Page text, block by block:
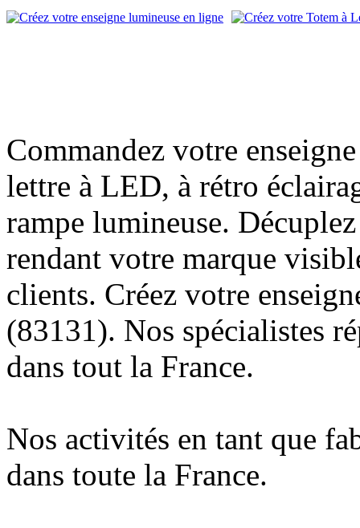
Commandez votre
lettre à LED, à rétro
rampe lumineuse.
rendant votre marque
clients. Créez votre
(83131). Nos spécialistes
dans tout la France.
Nos activités en tant que
dans toute la France.